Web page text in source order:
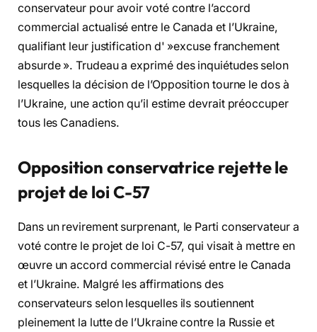
conservateur pour avoir voté contre l’accord
commercial actualisé entre le Canada et l’Ukraine,
qualifiant leur justification d' »excuse franchement
absurde ». Trudeau a exprimé des inquiétudes selon
lesquelles la décision de l’Opposition tourne le dos à
l’Ukraine, une action qu’il estime devrait préoccuper
tous les Canadiens.
Opposition conservatrice rejette le
projet de loi C-57
Dans un revirement surprenant, le Parti conservateur a
voté contre le projet de loi C-57, qui visait à mettre en
œuvre un accord commercial révisé entre le Canada
et l’Ukraine. Malgré les affirmations des
conservateurs selon lesquelles ils soutiennent
pleinement la lutte de l’Ukraine contre la Russie et